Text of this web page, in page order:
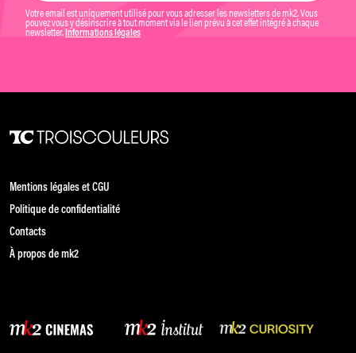
Votre email est uniquement utilisé pour vous adresser les newsletters de mk2. Vous
pouvez vous y désinscrire à tout moment via le lien prévu à cet effet intégré à chaque
newsletter. Informations légales
Mentions légales et CGU
Politique de confidentialité
Contacts
À propos de mk2